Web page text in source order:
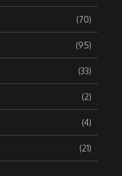
(70)
(95)
(33)
(2)
(4)
(21)